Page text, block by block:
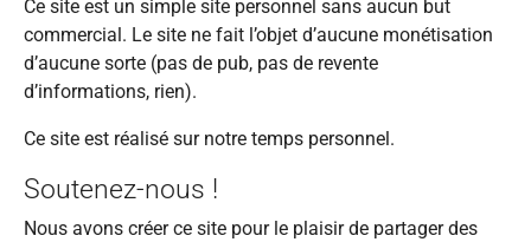
Ce site est un simple site personnel sans aucun but
commercial. Le site ne fait l’objet d’aucune monétisation
d’aucune sorte (pas de pub, pas de revente
d’informations, rien).
Ce site est réalisé sur notre temps personnel.
Soutenez-nous !
Nous avons créer ce site pour le plaisir de partager des